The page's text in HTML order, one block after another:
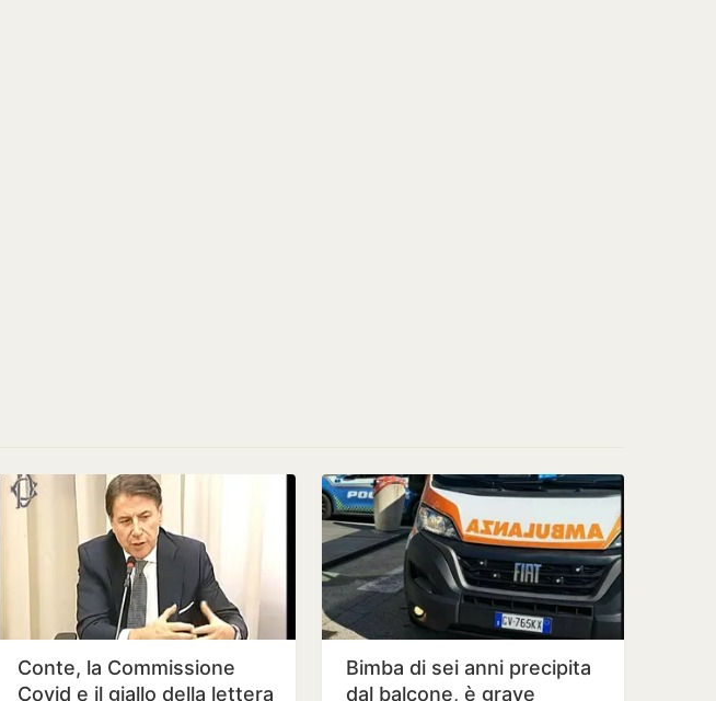
Conte, la Commissione
Covid e il giallo della lettera
Bimba di sei anni precipita
dal balcone, è grave